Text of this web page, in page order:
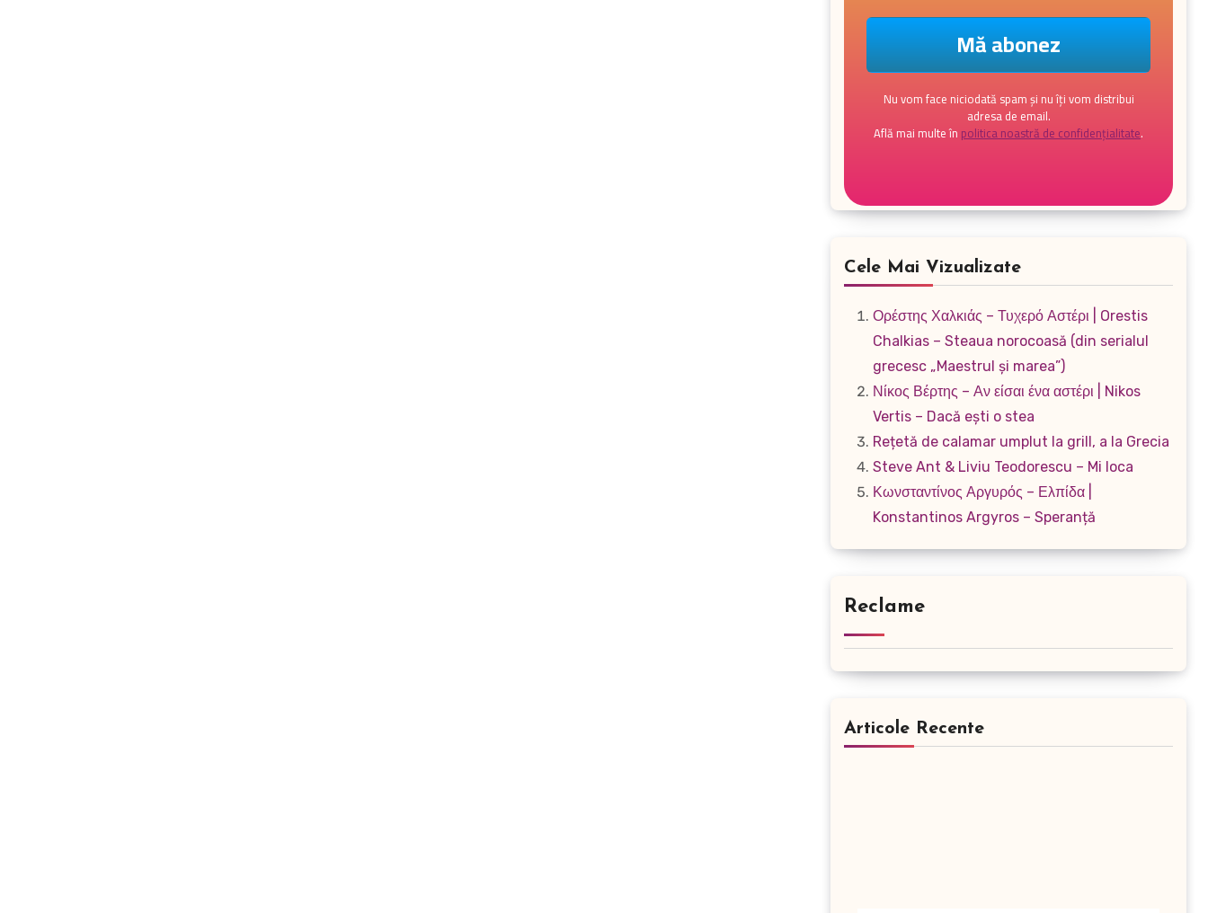
Nu vom face niciodată spam și nu îți vom distribui
adresa de email.
Află mai multe în politica noastră de confidențialitate.
Cele Mai Vizualizate
Ορέστης Χαλκιάς – Τυχερό Αστέρι | Orestis
Chalkias – Steaua norocoasă (din serialul
grecesc „Maestrul și marea”)
Νίκος Βέρτης – Αν είσαι ένα αστέρι | Nikos
Vertis – Dacă ești o stea
Rețetă de calamar umplut la grill, a la Grecia
Steve Ant & Liviu Teodorescu – Mi loca
Κωνσταντίνος Αργυρός – Ελπίδα |
Konstantinos Argyros – Speranță
Reclame
Articole Recente